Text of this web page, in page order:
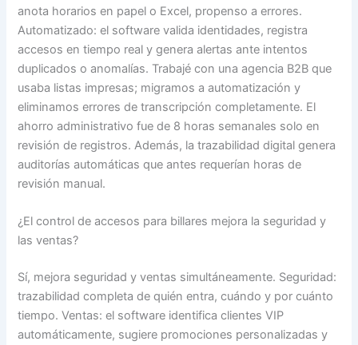
anota horarios en papel o Excel, propenso a errores.
Automatizado: el software valida identidades, registra
accesos en tiempo real y genera alertas ante intentos
duplicados o anomalías. Trabajé con una agencia B2B que
usaba listas impresas; migramos a automatización y
eliminamos errores de transcripción completamente. El
ahorro administrativo fue de 8 horas semanales solo en
revisión de registros. Además, la trazabilidad digital genera
auditorías automáticas que antes requerían horas de
revisión manual.
¿El control de accesos para billares mejora la seguridad y
las ventas?
Sí, mejora seguridad y ventas simultáneamente. Seguridad:
trazabilidad completa de quién entra, cuándo y por cuánto
tiempo. Ventas: el software identifica clientes VIP
automáticamente, sugiere promociones personalizadas y